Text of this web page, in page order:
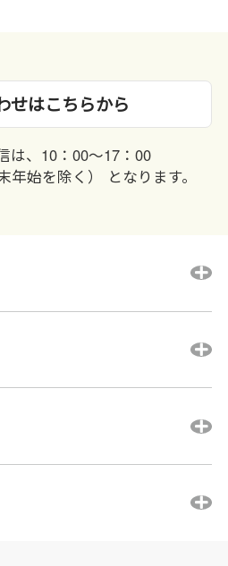
せはこちらから
は、10：00〜17：00
年始を除く） となります。